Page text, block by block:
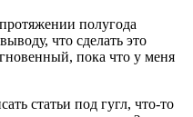
полугода
что сделать это
пока что у меня
статьи под гугл, что-то